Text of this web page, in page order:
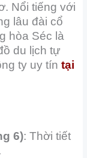
Nổi tiếng với
lâu đài cổ
hòa Séc là
du lịch tự
ty uy tín tại
6): Thời tiết